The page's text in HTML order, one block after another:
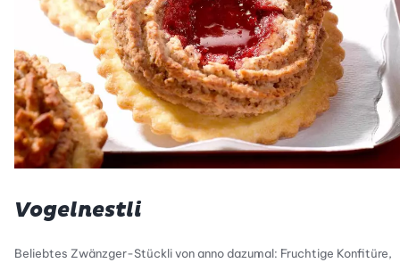
Vogelnestli
Beliebtes Zwänzger-Stückli von anno dazumal: Fruchtige Konfitüre,